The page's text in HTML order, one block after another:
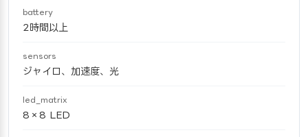
battery
2時間以上
sensors
ジャイロ、加速度、光
led_matrix
8×8 LED